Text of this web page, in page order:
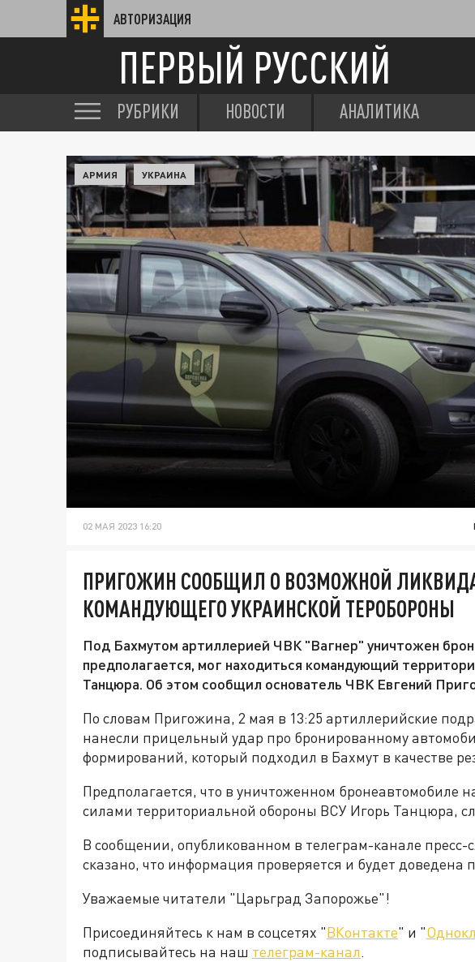
АВТОРИЗАЦИЯ
ПЕРВЫЙ РУССКИЙ
РУБРИКИ НОВОСТИ АНАЛИТИКА
АРМИЯ УКРАИНА
02 МАЯ 2023 16:20
ПРИГОЖИН СООБЩИЛ О ВОЗМОЖНОЙ
КОМАНДУЮЩЕГО УКРАИНСКОЙ ТЕРОБОРОНЫ
Под Бахмутом артиллерией ЧВК "Вагнер" уничтожен
предполагается, мог находиться командующий
Танцюра. Об этом сообщил основатель ЧВК Евгений
По словам Пригожина, 2 мая в 13:25 артиллерийские
нанесли прицельный удар про бронированному
формирований, который подходил в Бахмут в качестве
Предполагается, что в уничтоженном бронеавтомобиле
силами территориальной обороны ВСУ Игорь Танцюра,
В сообщении, опубликованном в телеграм-канале
сказано, что информация проверяется и будет доведена
Уважаемые читатели "Царьград Запорожье"!
Присоединяйтесь к нам в соцсетях "ВКонтакте" и "
подписывайтесь на наш телеграм-канал.